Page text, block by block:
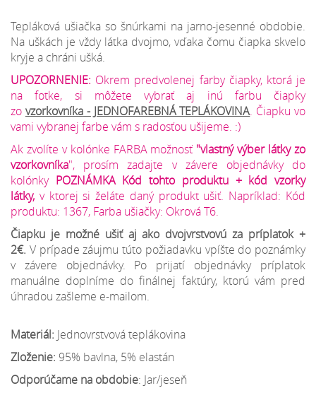
Tepláková ušiačka so šnúrkami na jarno-jesenné obdobie.
Na uškách je vždy látka dvojmo, vďaka čomu čiapka skvelo
kryje a chráni ušká.
UPOZORNENIE: Okrem predvolenej farby čiapky, ktorá je
na fotke, si môžete vybrať aj inú farbu čiapky
zo vzorkovníka- JEDNOFAREBNÁ TEPLÁKOVINA. Čiapku vo
vami vybranej farbe vám s radosťou ušijeme. :)
Ak zvolíte v kolónke FARBA možnosť "vlastný výber látky zo
vzorkovníka", prosím zadajte v závere objednávky do
kolónky POZNÁMKA Kód tohto produktu + kód vzorky
látky, v ktorej si želáte daný produkt ušiť. Napríklad: Kód
produktu: 1367, Farba ušiačky: Okrová T6.
Čiapku je možné ušiť aj ako dvojvrstvovú za príplatok +
2€. V prípade záujmu túto požiadavku vpíšte do poznámky
v závere objednávky. Po prijatí objednávky príplatok
manuálne doplníme do finálnej faktúry, ktorú vám pred
úhradou zašleme e-mailom.
Materiál: Jednovrstvová teplákovina
Zloženie: 95% bavlna, 5% elastán
Odporúčame na obdobie: Jar/jeseň